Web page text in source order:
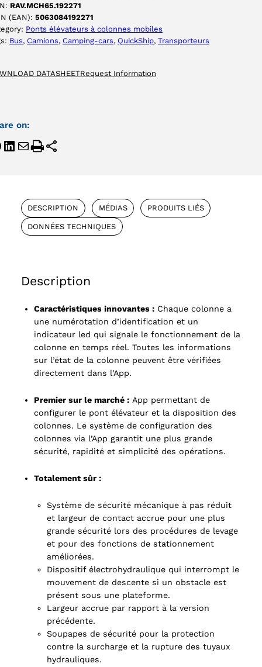
RAV.MCH65.192271
(EAN): 5063084192271
Ponts élévateurs à colonnes mobiles
Bus, Camions, Camping-cars, QuickShip, Transporteurs
DATASHEETRequest Information
on:
DESCRIPTION MÉDIAS PRODUITS LIÉS
DONNÉES TECHNIQUES
Description
Caractéristiques innovantes : Chaque colonne a
une numérotation d’identification et un
indicateur led qui signale le fonctionnement de la
colonne en temps réel. Toutes les informations
sur l’état de la colonne peuvent être vérifiées
directement dans l’App.
Premier sur le marché : App permettant de
configurer le pont élévateur et la disposition des
colonnes. Le système de configuration des
colonnes via l’App garantit une plus grande
sécurité, rapidité et simplicité des opérations.
Totalement sûr :
Système de sécurité mécanique à pas réduit
et largeur de contact accrue pour une plus
grande sécurité lors des procédures de levage
et pour des fonctions de stationnement
améliorées.
Dispositif électrohydraulique qui interrompt le
mouvement de descente si un obstacle est
présent sous une plateforme.
Largeur accrue par rapport à la version
précédente.
Soupapes de sécurité pour la protection
contre la surcharge et la rupture des tuyaux
hydrauliques.